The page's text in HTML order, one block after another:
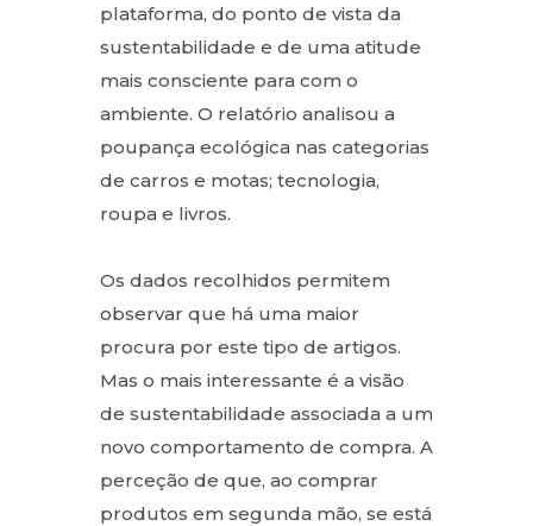
plataforma, do ponto de vista da
sustentabilidade e de uma atitude
mais consciente para com o
ambiente. O relatório analisou a
poupança ecológica nas categorias
de carros e motas; tecnologia,
roupa e livros.
Os dados recolhidos permitem
observar que há uma maior
procura por este tipo de artigos.
Mas o mais interessante é a visão
de sustentabilidade associada a um
novo comportamento de compra. A
perceção de que, ao comprar
produtos em segunda mão, se está